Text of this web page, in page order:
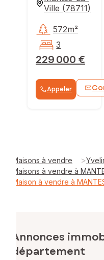
Ville (78711)
229 000 €
572m²
3
Appeler
Maisons à vendre >
Maisons à vendre à
Maison à vendre à
Annonces
département